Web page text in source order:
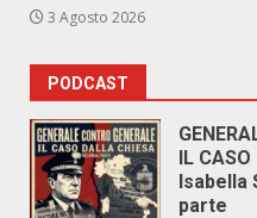
3 Agosto 2026
PODCAST
IL
Isabella
parte